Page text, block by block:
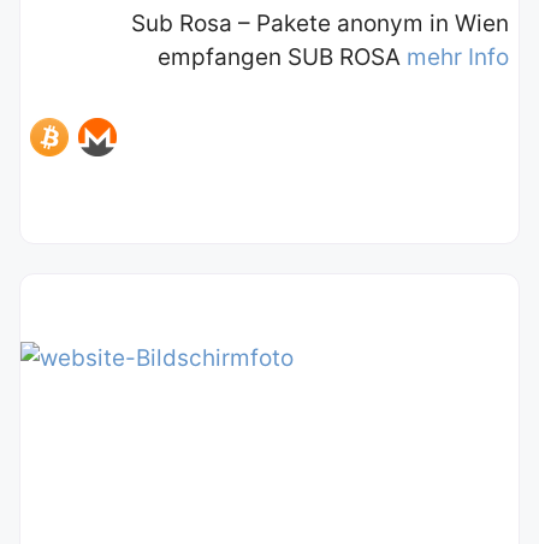
Sub Rosa – Pakete anonym in Wien
empfangen SUB ROSA mehr Info